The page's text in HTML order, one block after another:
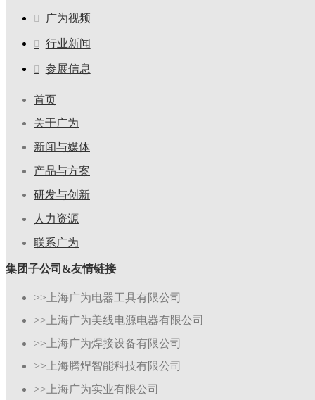
广为视频
行业新闻
参展信息
首页
关于广为
新闻与媒体
产品与方案
研发与创新
人力资源
联系广为
集团子公司&友情链接
>>上海广为电器工具有限公司
>>上海广为美线电源电器有限公司
>>上海广为焊接设备有限公司
>>上海腾焊智能科技有限公司
>>上海广为实业有限公司